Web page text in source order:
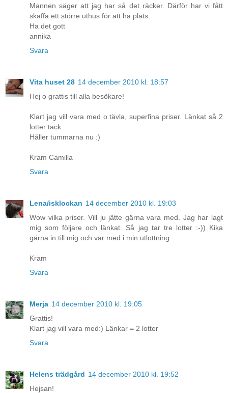
Mannen säger att jag har så det räcker. Därför har vi fått
skaffa ett större uthus för att ha plats.
Ha det gott
annika
Svara
Vita huset 28 14 december 2010 kl. 18:57
Hej o grattis till alla besökare!
Klart jag vill vara med o tävla, superfina priser. Länkat så 2
lotter tack.
Håller tummarna nu :)
Kram Camilla
Svara
Lena/isklockan 14 december 2010 kl. 19:03
Wow vilka priser. Vill ju jätte gärna vara med. Jag har lagt
mig som följare och länkat. Så jag tar tre lotter :-)) Kika
gärna in till mig och var med i min utlottning.
Kram
Svara
Merja 14 december 2010 kl. 19:05
Grattis!
Klart jag vill vara med:) Länkar = 2 lotter
Svara
Helens trädgård 14 december 2010 kl. 19:52
Hejsan!